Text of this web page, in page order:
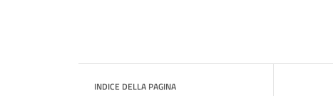
INDICE DELLA PAGINA